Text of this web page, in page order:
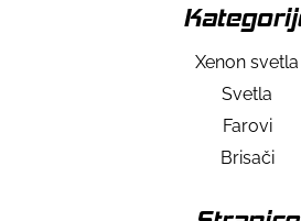
Xenon svetla
Svetla
Farovi
Brisači